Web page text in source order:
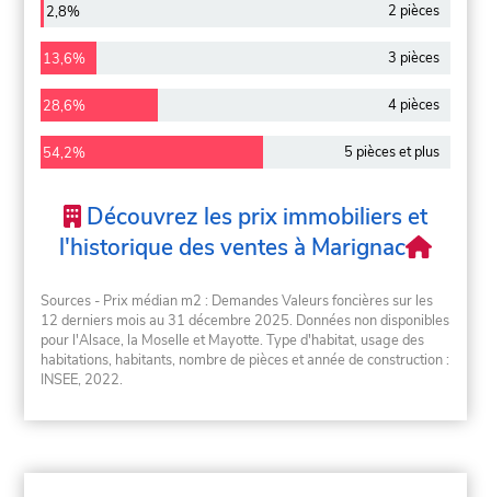
2,8% 2 pièces
13,6% 3 pièces
28,6% 4 pièces
54,2% 5 pièces et plus
Découvrez les prix immobiliers et
l'historique des ventes à Marignac
Sources - Prix médian m2 : Demandes Valeurs foncières sur les
12 derniers mois au 31 décembre 2025. Données non disponibles
pour l'Alsace, la Moselle et Mayotte. Type d'habitat, usage des
habitations, habitants, nombre de pièces et année de construction :
INSEE, 2022.